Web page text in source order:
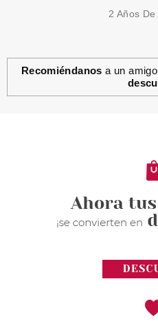
2 Años
Recomiéndanos a un